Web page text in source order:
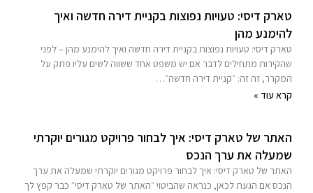
טארק דיסי: טעויות נפוצות בקניית דירה חדשה ואיך
להימנע מהן
טארק דיסי: טעויות נפוצות בקניית דירה חדשה ואיך להימנע מהן – לפני
שהקירות מתחילים לדבר אם יש משפט אחד ששווה לשים עליו פתק על
המקרר, זה זה: ״קניית דירה חדשה״…
קרא עוד »
האתר של טארק דיסי: איך לבחור פרויקט מגורים יוקרתי
שמעלה את ערך הנכס
האתר של טארק דיסי: איך לבחור פרויקט מגורים יוקרתי שמעלה את ערך
הנכס אם הגעת לכאן, כנראה שהביטוי ״האתר של טארק דיסי״ כבר קפץ לך